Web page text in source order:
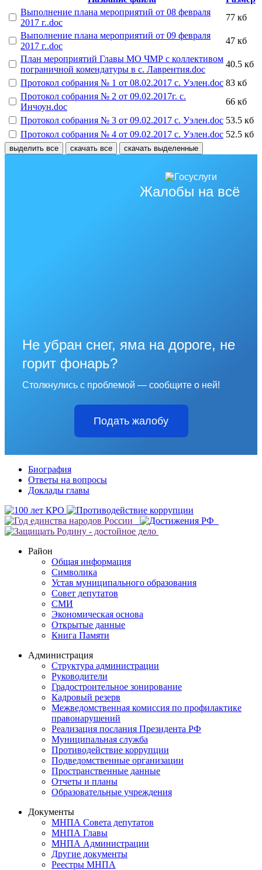
Выполнение плана мероприятий от 08 февраля
2017 г..doc
77 кб
Выполнение плана мероприятий от 09 февраля
2017 г..doc
47 кб
План мероприятий Главы МО ЧМР с коллективом
пограничной комендатуры в с. Лаврентия.doc
40.5 кб
Протокол собрания № 1 от 08.02.2017 с. Уэлен.doc 83 кб
Протокол собрания № 2 от 09.02.2017г. с.
Инчоун.doc
66 кб
Протокол собрания № 3 от 09.02.2017 с. Уэлен.doc 53.5 кб
Протокол собрания № 4 от 09.02.2017 с. Уэлен.doc 52.5 кб
выделить все скачать все скачать выделенные
Жалобы на всё
Не убран снег, яма на дороге, не
горит фонарь?
Столкнулись с проблемой — сообщите о ней!
Подать жалобу
Биография
Ответы на вопросы
Доклады главы
Район
Общая информация
Символика
Устав муниципального образования
Совет депутатов
СМИ
Экономическая основа
Открытые данные
Книга Памяти
Администрация
Структура администрации
Руководители
Градостроительное зонирование
Кадровый резерв
Межведомственная комиссия по профилактике
правонарушений
Реализация послания Президента РФ
Муниципальная служба
Противодействие коррупции
Подведомственные организации
Пространственные данные
Отчеты и планы
Образовательные учреждения
Документы
МНПА Совета депутатов
МНПА Главы
МНПА Администрации
Другие документы
Реестры МНПА